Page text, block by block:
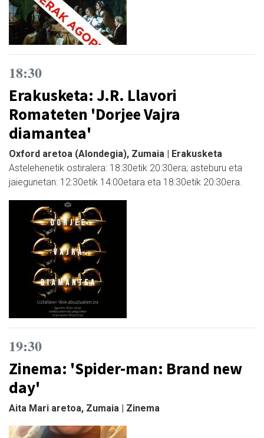
18:30
Erakusketa: J.R. Llavori
Romateten 'Dorjee Vajra
diamantea'
Oxford aretoa (Alondegia), Zumaia | Erakusketa
Astelehenetik ostiralera: 18:30etik 20:30era; asteburu eta
jaiegunetan: 12:30etik 14:00etara eta 18:30etik 20:30era.
19:30
Zinema: 'Spider-man: Brand new
day'
Aita Mari aretoa, Zumaia | Zinema